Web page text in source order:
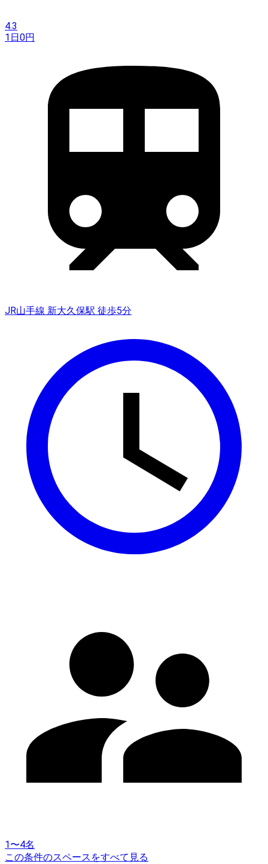
4.3
1日0円
JR山手線 新大久保駅 徒歩5分
1〜4名
この条件のスペースをすべて見る